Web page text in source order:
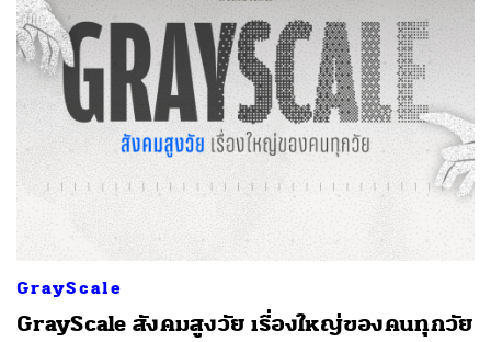
GrayScale
GrayScale สังคมสูงวัย เรื่องใหญ่ของคนทุกวัย